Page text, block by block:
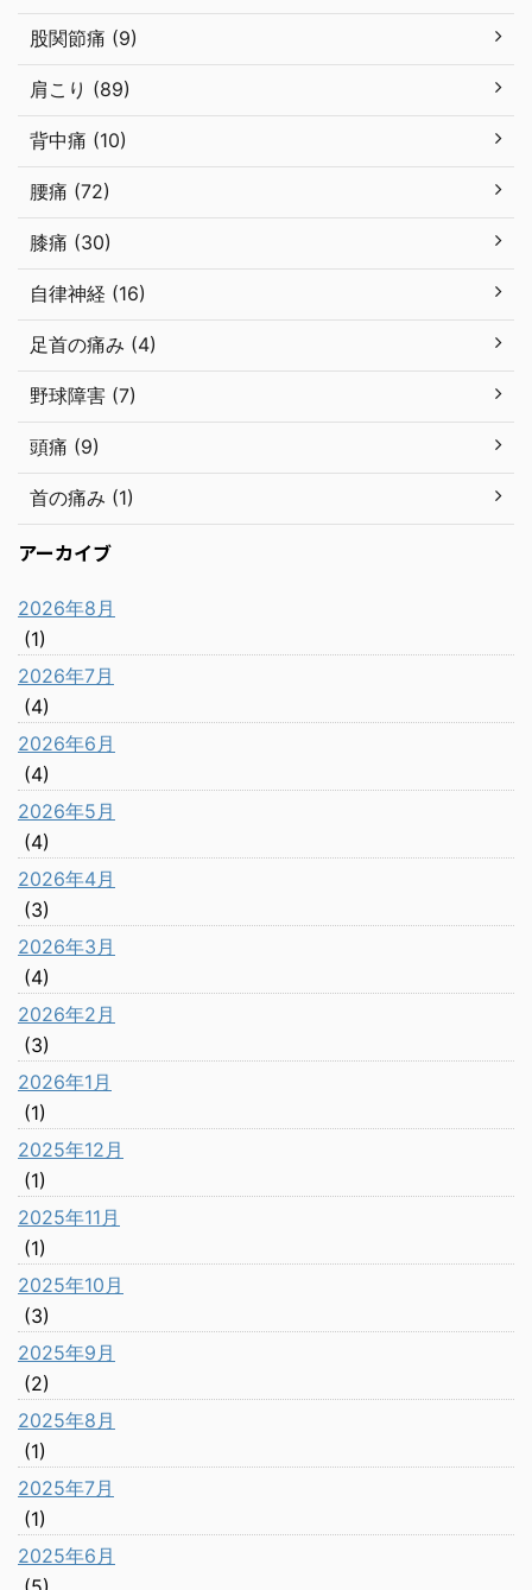
股関節痛 (9)
肩こり (89)
背中痛 (10)
腰痛 (72)
膝痛 (30)
自律神経 (16)
足首の痛み (4)
野球障害 (7)
頭痛 (9)
首の痛み (1)
アーカイブ
2026年8月
(1)
2026年7月
(4)
2026年6月
(4)
2026年5月
(4)
2026年4月
(3)
2026年3月
(4)
2026年2月
(3)
2026年1月
(1)
2025年12月
(1)
2025年11月
(1)
2025年10月
(3)
2025年9月
(2)
2025年8月
(1)
2025年7月
(1)
2025年6月